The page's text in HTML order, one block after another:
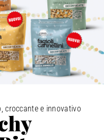
croccante e innovativo